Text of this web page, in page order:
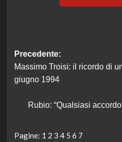
Navigazione
articolo
Precedente:
Massimo Troisi: il ricordo di
giugno 1994
Rubio: “Qualsiasi
Pagine: 1 2 3 4 5 6 7